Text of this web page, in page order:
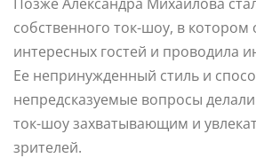
собственного ток-шоу, в
интересных гостей и проводила
Ее непринужденный стиль и
непредсказуемые вопросы
ток-шоу захватывающим и
зрителей.